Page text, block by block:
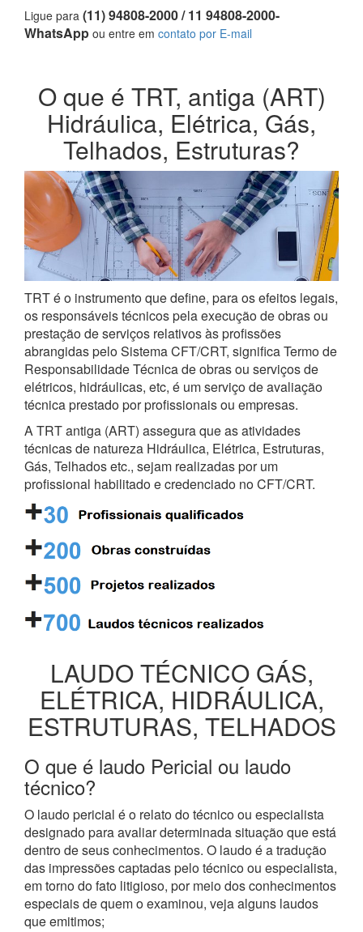
Ligue para (11) 94808-2000 / 11 94808-2000-
WhatsApp ou entre em contato por E-mail
O que é TRT, antiga (ART)
Hidráulica, Elétrica, Gás,
Telhados, Estruturas?
TRT é o instrumento que define, para os efeitos legais,
os responsáveis técnicos pela execução de obras ou
prestação de serviços relativos às profissões
abrangidas pelo Sistema CFT/CRT, significa Termo de
Responsabilidade Técnica de obras ou serviços de
elétricos, hidráulicas, etc, é um serviço de avaliação
técnica prestado por profissionais ou empresas.
A TRT antiga (ART) assegura que as atividades
técnicas de natureza Hidráulica, Elétrica, Estruturas,
Gás, Telhados etc., sejam realizadas por um
profissional habilitado e credenciado no CFT/CRT.
LAUDO TÉCNICO GÁS,
ELÉTRICA, HIDRÁULICA,
ESTRUTURAS, TELHADOS
O que é laudo Pericial ou laudo
técnico?
O laudo pericial é o relato do técnico ou especialista
designado para avaliar determinada situação que está
dentro de seus conhecimentos. O laudo é a tradução
das impressões captadas pelo técnico ou especialista,
em torno do fato litigioso, por meio dos conhecimentos
especiais de quem o examinou, veja alguns laudos
que emitimos;